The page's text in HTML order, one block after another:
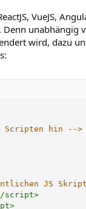
VueJS,
unabhängig
wird, dazu
Scripten hin -->
JS
script>
>